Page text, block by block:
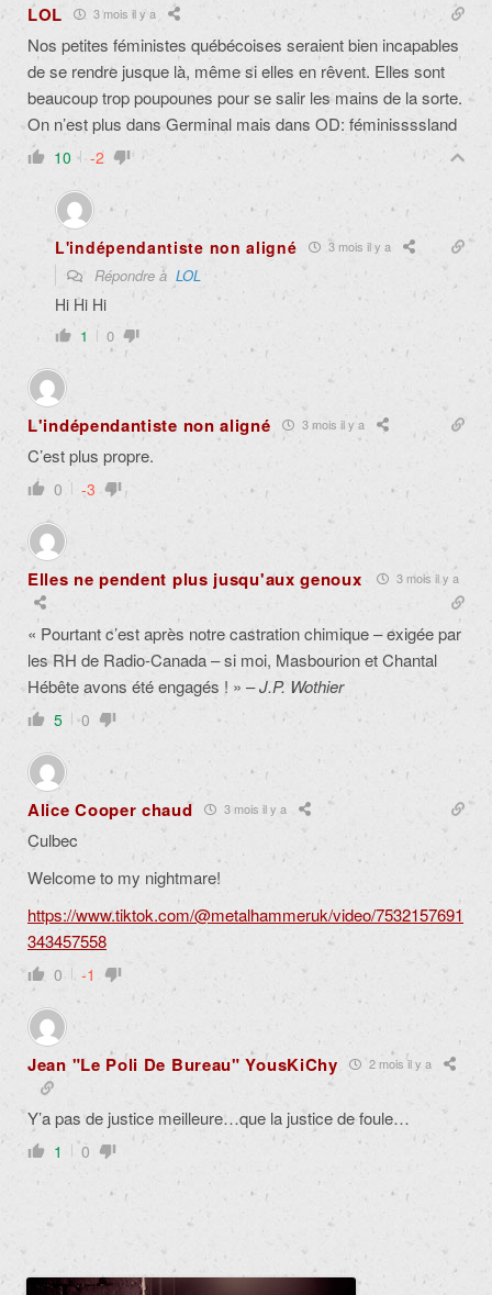
LOL 3 mois il y a
Nos petites féministes québécoises seraient bien incapables
de se rendre jusque là, même si elles en rêvent. Elles sont
beaucoup trop poupounes pour se salir les mains de la sorte.
On n’est plus dans Germinal mais dans OD: féminissssland
10 -2
L'indépendantiste non aligné 3 mois il y a
Répondre à LOL
Hi Hi Hi
1 0
L'indépendantiste non aligné 3 mois il y a
C’est plus propre.
0 -3
Elles ne pendent plus jusqu'aux genoux 3 mois il y a
« Pourtant c’est après notre castration chimique – exigée par
les RH de Radio-Canada – si moi, Masbourion et Chantal
Hébête avons été engagés ! » –J.P. Wothier
5 0
Alice Cooper chaud 3 mois il y a
Culbec
Welcome to my nightmare!
https://www.tiktok.com/@metalhammeruk/video/7532157691
343457558
0 -1
Jean "Le Poli De Bureau" YousKiChy 2 mois il y a
Y’a pas de justice meilleure…que la justice de foule…
1 0